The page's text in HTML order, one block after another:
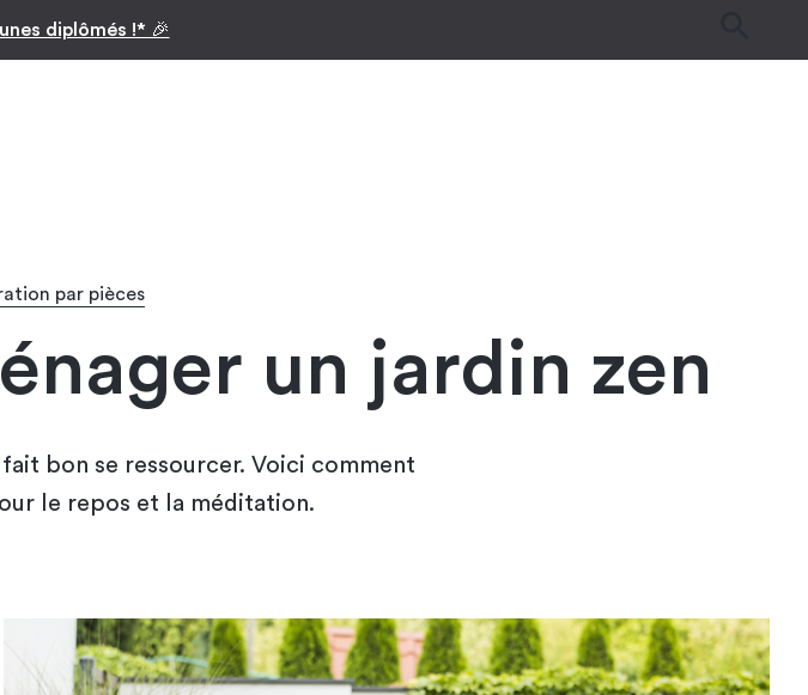
le paiement en 10x
Inspiration par pièces
par pièces
un jardin zen
bon se ressourcer. Voici comment
le repos et la méditation.